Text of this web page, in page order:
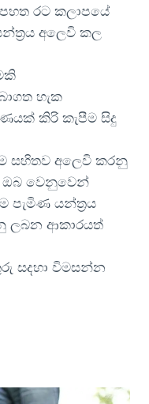
පහත රට කලාපයේ
අලෙවි කල
හැක
කිරි කැපීම සිදු
සහිතව අලෙවි කරනු
ඔබ වෙනුවෙන්
පැමිණ යන්ත්‍රය
ලබන ආකාරයත්
සදහා විමසන්න